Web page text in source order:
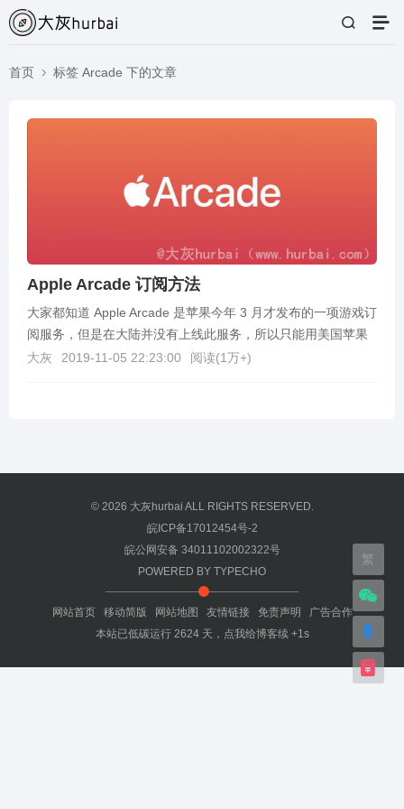
首页 标签 Arcade 下的文章
Apple Arcade 订阅方法
大家都知道 Apple Arcade 是苹果今年 3 月才发布的一项游戏订
阅服务，但是在大陆并没有上线此服务，所以只能用美国苹果
id或者其他地区苹果id账号。稍...
大灰 2019-11-05 22:23:00 阅读(1万+)
© 2026 大灰hurbai ALL RIGHTS RESERVED.
皖ICP备17012454号-2
皖公网安备 34011102002322号
POWERED BY TYPECHO
网站首页 移动简版 网站地图 友情链接 免责声明
广告合作
本站已低碳运行2624 天， 点我给博客续 +1s
繁